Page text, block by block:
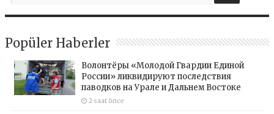
Popüler Haberler
Волонтёры «Молодой Гвардии Единой
России» ликвидируют последствия
паводков на Урале и Дальнем Востоке
2 saat önce